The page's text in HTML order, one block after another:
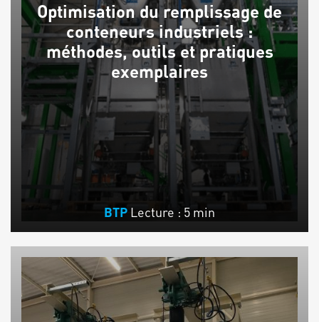
Optimisation du remplissage de
conteneurs industriels :
méthodes, outils et pratiques
exemplaires
BTP Lecture : 5 min